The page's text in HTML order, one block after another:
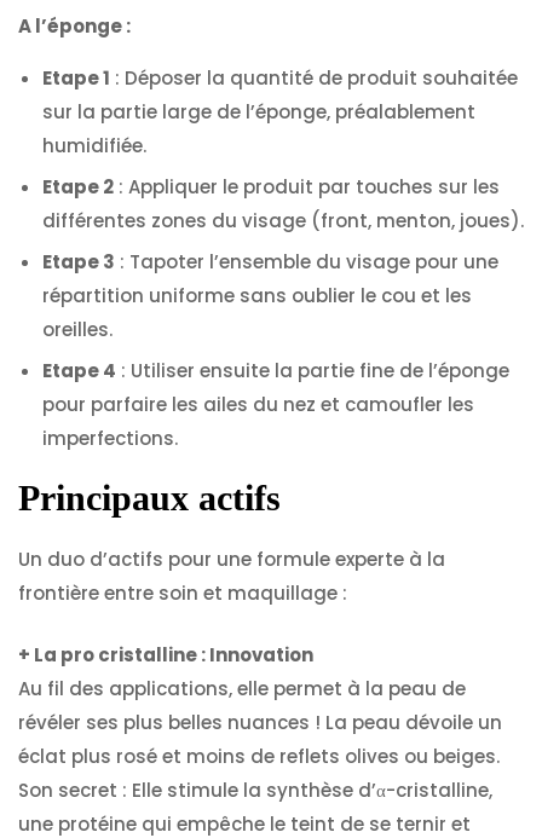
A l’éponge :
Etape 1 : Déposer la quantité de produit souhaitée
sur la partie large de l’éponge, préalablement
humidifiée.
Etape 2 : Appliquer le produit par touches sur les
différentes zones du visage (front, menton, joues).
Etape 3 : Tapoter l’ensemble du visage pour une
répartition uniforme sans oublier le cou et les
oreilles.
Etape 4 : Utiliser ensuite la partie fine de l’éponge
pour parfaire les ailes du nez et camoufler les
imperfections.
Principaux actifs
Un duo d’actifs pour une formule experte à la
frontière entre soin et maquillage :
+ La pro cristalline : Innovation
Au fil des applications, elle permet à la peau de
révéler ses plus belles nuances ! La peau dévoile un
éclat plus rosé et moins de reflets olives ou beiges.
Son secret : Elle stimule la synthèse d’α-cristalline,
une protéine qui empêche le teint de se ternir et